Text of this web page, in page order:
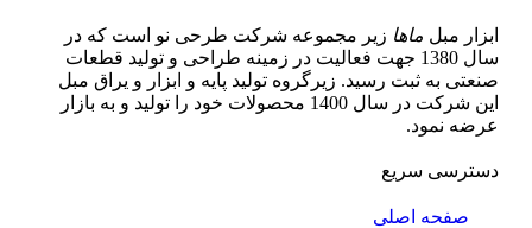
ابزار مبل ماها زیر مجموعه شرکت طرحی نو است که در
سال 1380 جهت فعالیت در زمینه طراحی و تولید قطعات
صنعتی به ثبت رسید. زیرگروه تولید پایه و ابزار و یراق مبل
این شرکت در سال 1400 محصولات خود را تولید و به بازار
عرضه نمود.
دسترسی سریع
صفحه اصلی